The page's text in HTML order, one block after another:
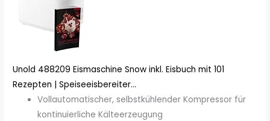
Unold 488209 Eismaschine Snow inkl. Eisbuch mit 101
Rezepten | Speiseeisbereiter...
Vollautomatischer, selbstkühlender Kompressor für
kontinuierliche Kälteerzeugung